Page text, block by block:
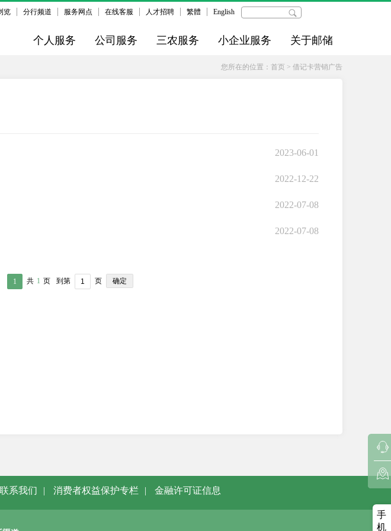
览 分行频道 服务网点 在线客服 人才招聘 繁體 English
个人服务 公司服务 三农服务 小企业服务 关于邮储
您所在的位置： 首页 > 借记卡营销广告
2023-06-01
2022-12-22
2022-07-08
2022-07-08
1 共 1 页 到第 页 确定
联系我们 | 消费者权益保护专栏 | 金融许可证信息
手
机